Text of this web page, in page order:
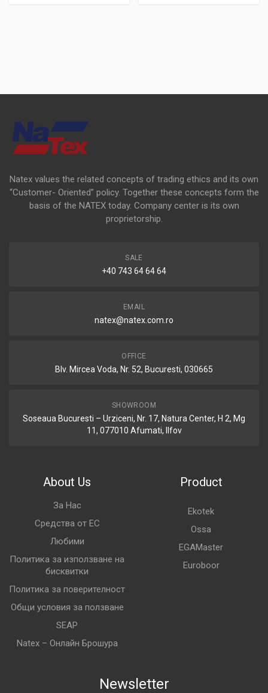
Natex values the related concepts of trading ethics and its own
“Customer- Oriented” policy. Together these concepts form the
basis of the NATEX today. Company center is its own
proprietorship.
SALE
+40 743 64 64 64
EMAIL
natex@natex.com.ro
OFFICE
Blv. Mircea Voda, Nr. 52, Bucuresti, 030665
SHOWROOM
Soseaua Bucuresti – Urziceni, Nr. 17, Natura Center, H 2, Mg
11, 077010 Afumati, Ilfov
About Us
За Нас
Средства от ЕС
Любими
Политика за използване на
бисквитки
Политика за поверителност
Общи условия за ползване
SEAP
Natex – Онлайн Брошура
Product
Ekotek
Ossa
EGAMaster
Euroboor
Newsletter